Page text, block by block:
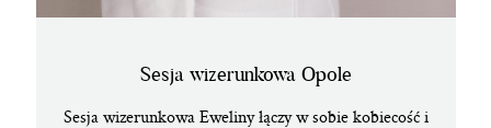
Sesja wizerunkowa Opole
Sesja wizerunkowa Eweliny łączy w sobie kobiecość i